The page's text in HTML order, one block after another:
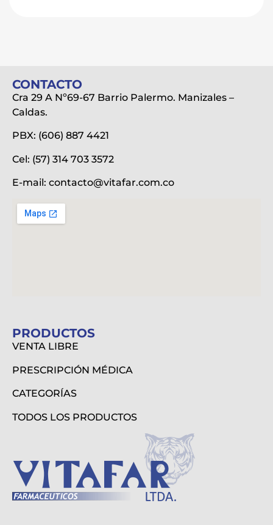
CONTACTO
Cra 29 A Nº69-67 Barrio Palermo. Manizales –
Caldas.
PBX: (606) 887 4421
Cel: (57) 314 703 3572
E-mail: contacto@vitafar.com.co
PRODUCTOS
VENTA LIBRE
PRESCRIPCIÓN MÉDICA
CATEGORÍAS
TODOS LOS PRODUCTOS